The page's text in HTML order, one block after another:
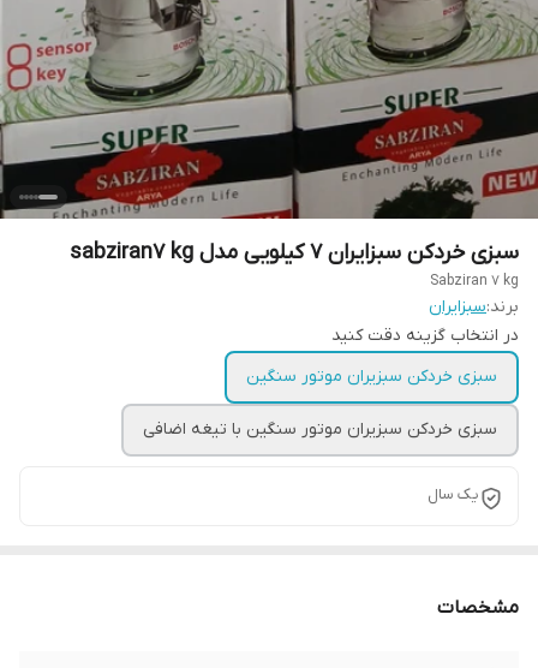
سبزی خردکن سبزایران 7 کیلویی مدل sabziran7 kg
Sabziran 7 kg
برند:سبزایران
در انتخاب گزینه دقت کنید
سبزی خردکن سبزیران موتور سنگین
سبزی خردکن سبزیران موتور سنگین با تیغه اضافی
یک سال
مشخصات